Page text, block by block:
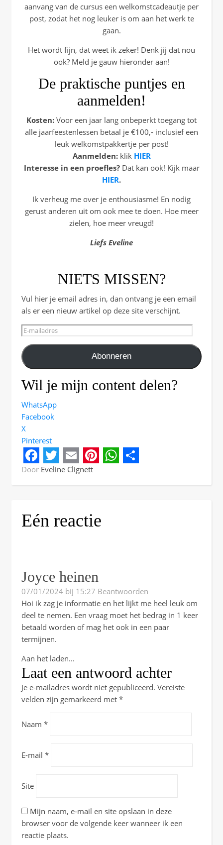
aanvang van de cursus een welkomstcadeautje per
post, zodat het nog leuker is om aan het werk te
gaan.
Het wordt fijn, dat weet ik zeker! Denk jij dat nou
ook? Meld je gauw hieronder aan!
De praktische puntjes en
aanmelden!
Kosten: Voor een jaar lang onbeperkt toegang tot
alle jaarfeestenlessen betaal je €100,- inclusief een
leuk welkomstpakkertje per post!
Aanmelden: klik HIER
Interesse in een proefles?Dat kan ook! Kijk maar
HIER.
Ik verheug me over je enthousiasme! En nodig
gerust anderen uit om ook mee te doen. Hoe meer
zielen, hoe meer vreugd!
Liefs Eveline
NIETS MISSEN?
Vul hier je email adres in, dan ontvang je een email
als er een nieuw artikel op deze site verschijnt.
E-mailadres
Abonneren
Wil je mijn content delen?
WhatsApp
Facebook
X
Pinterest
Facebook
Twitter
EmailPinterest
WhatsApp
Share
Door Eveline Clignett
Eén reactie
Joyce heinen
07/01/2024 bij 15:27 Beantwoorden
Hoi ik zag je informatie en het lijkt me heel leuk om
deel te nemen. Een vraag moet het bedrag in 1 keer
betaald worden of mag het ook in een paar
termijnen.
Aan het laden...
Laat een antwoord achter
Je e-mailadres wordt niet gepubliceerd. Vereiste
velden zijn gemarkeerd met *
Naam *
E-mail *
Site
Mijn naam, e-mail en site opslaan in deze
browser voor de volgende keer wanneer ik een
reactie plaats.